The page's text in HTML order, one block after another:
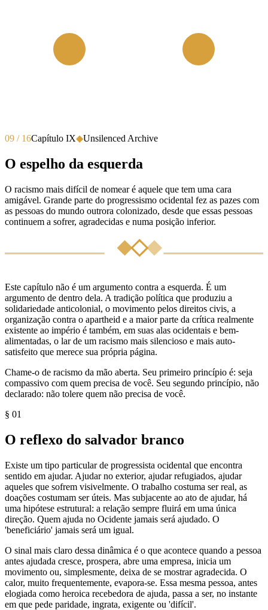
09 / 16Capítulo IX◆Unsilenced Archive
O espelho da esquerda
O racismo mais difícil de nomear é aquele que tem uma cara
amigável. Grande parte do progressismo ocidental fez as pazes com
as pessoas do mundo outrora colonizado, desde que essas pessoas
continuem a sofrer, agradecidas e numa posição inferior.
Este capítulo não é um argumento contra a esquerda. É um
argumento de dentro dela. A tradição política que produziu a
solidariedade anticolonial, o movimento pelos direitos civis, a
organização contra o apartheid e a maior parte da crítica realmente
existente ao império é também, em suas alas ocidentais e bem-
alimentadas, o lar de um racismo mais silencioso e mais auto-
satisfeito que merece sua própria página.
Chame-o de racismo da mão aberta. Seu primeiro princípio é: seja
compassivo com quem precisa de você. Seu segundo princípio, não
declarado: não tolere quem não precisa de você.
§ 01
O reflexo do salvador branco
Existe um tipo particular de progressista ocidental que encontra
sentido em ajudar. Ajudar no exterior, ajudar refugiados, ajudar
aqueles que sofrem visivelmente. O trabalho costuma ser real, as
doações costumam ser úteis. Mas subjacente ao ato de ajudar, há
uma hipótese estrutural: a relação sempre fluirá em uma única
direção. Quem ajuda no Ocidente jamais será ajudado. O
'beneficiário' jamais será um igual.
O sinal mais claro dessa dinâmica é o que acontece quando a pessoa
antes ajudada cresce, prospera, abre uma empresa, inicia um
movimento ou, simplesmente, deixa de se mostrar agradecida. O
calor, muito frequentemente, evapora-se. Essa mesma pessoa, antes
elogiada como heroica recebedora de ajuda, passa a ser, no instante
em que pede paridade, ingrata, exigente ou 'difícil'.